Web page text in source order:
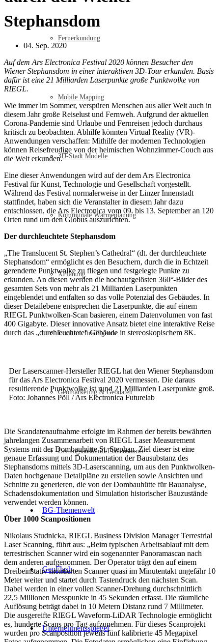
Fernerkundung
Mobile Mapping
3D-Stadt Modelle
Kommunale Wärmeplanung
XPlanung
Location Intelligence
Geomarketing & Geodaten
Leitungsauskunft/Planauskunft
BG-Themenwelt
GeoFlash
Unternehmensspiegel
Stephansdom
04. Sep. 2020
Auf dem Ars Electronica Festival 2020 können Besucher den
Wiener Stephansdom in einer interaktiven 3D-Tour erkunden. Basis
dafür ist eine 21 Milliarden Laserpunkte große Punktwolke von
RIEGL.
Wie immer im Sommer, verspüren Menschen aus aller Welt auch in
diesem Jahr große Reiselust und Fernweh. Aufgrund der aktuellen
Corona-Pandemie sind Urlaube und Fernreisen jedoch durchaus
kritisch zu beobachten. Abhilfe könnten Virtual Reality (VR)-
Anwendungen verschaffen: Mithilfe der modernen Technologien
können Reisefreudige von der heimischen Wohnzimmer-Couch aus
die Welt erkunden.
Eine dieser Anwendungen wird auf der dem Ars Electronica
Festival für Kunst, Technologie und Gesellschaft vorgestellt.
Während das Festival normalerweise in der Linzer Innenstadt
stattfindet, haben sich die Veranstalter in diesem Jahr dazu
entschlossen, die Ars Electronica vom 09. bis 13. September an 120
Orten rund um den Globus auszurichten.
Der durchleuchtete Stephansdom
„The Translucent St. Stephen’s Cathedral“ (dt. der durchleuchtete
Stephansdom“ ermöglicht es den Besuchern, durch die in Echtzeit
gerenderte Punktwolke zu fliegen und festgelegte Punkte zu
erkunden. An diesen werden die hochaufgelösten 360°-Bilder des
gesamten Sets von mehr als 21 Milliarden Laserpunkten
eingeblendet und entfalten so das volle Potenzial des Gebäudes. In
dieser Detailebene entsprechen die Laserpunkte, die auf einem
RIEGL Punktwolken-Scan basieren, einem Datenvolumen von fast
400 Gigabyte. Dieser innovative Ansatz bietet eine interaktive Reise
durch das „durchleuchtete“ Gebäude in stereoskopischem 8K.
Der Laserscanner-Hersteller RIEGL hat den Wiener Stephansdom
für das Ars Electronica Festival 2020 vermessen. Die daraus
resultierende Punktwolke ist rund 21 Milliarden Laserpunkte groß.
Foto: Johannes Pöll / Ars Electronica Futurelab
Die Scandatenaufnahme erfolgte im Rahmen der bereits bewährten
jahrelangen Zusammenarbeit von RIEGL Laser Measurement
Systems mit der Dombauhütte St. Stephan. Ziel dieser ist eine
genaue Erfassung und Dokumentation der Bausubstanz des
Stephansdoms mittels 3D-Laserscanning, um aus den Punktwolken-
Daten hochgenaue Detailpläne zu erstellen sowie Ansichten und
Schnitte zu generieren, die von der Dombauhütte für Bauanalyse,
Schadensdokumentation und Simulation historischer Bauzustände
verwendet werden können.
Über 1000 Scanpositionen
Nikolaus Studnicka, RIEGL Business Division Manager Terrestrial
Laser Scanning, führt aus: „Beim typischen Arbeitsablauf mit dem
terrestrischen Scanner wird ein sogenannter Panoramascan nach
dem anderen aufgenommen. Der Operator trägt den auf einem
Dreibeinstativ montierten Scanner quasi im Minutentakt ungefähr 10
Meter weiter und startet durch Tastendruck den nächsten Scan.
Dabei werden in einer vollen Scanner-Drehung durchschnittlich
22,5 Millionen Messpunkte in 45 Sekunden erfasst. Die räumliche
Auflösung beträgt dabei in 10 Metern Distanz rund 7 Millimeter.
Die ausgereifte RIEGL Waveform-LiDAR Technologie ermöglicht
es, hunderte Scans pro Tag aufzunehmen. Für dieses Scanprojekt
wurden pro Scanposition jeweils fünf kalibrierte 45 Megapixel